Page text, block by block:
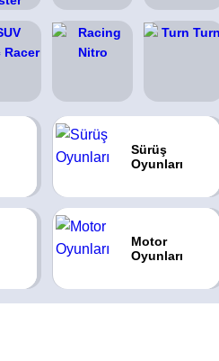
Sürüş
Oyunları
Motor
Oyunları